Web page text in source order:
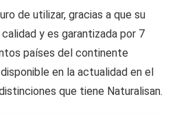
de utilizar, gracias a que su
y es garantizada por 7
países del continente
en la actualidad en el
que tiene Naturalisan.